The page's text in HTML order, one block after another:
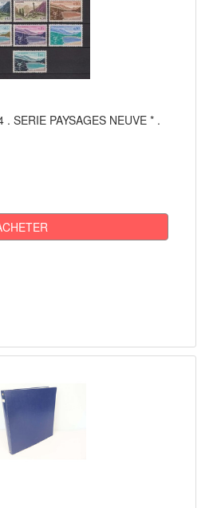
SERIE PAYSAGES NEUVE * .